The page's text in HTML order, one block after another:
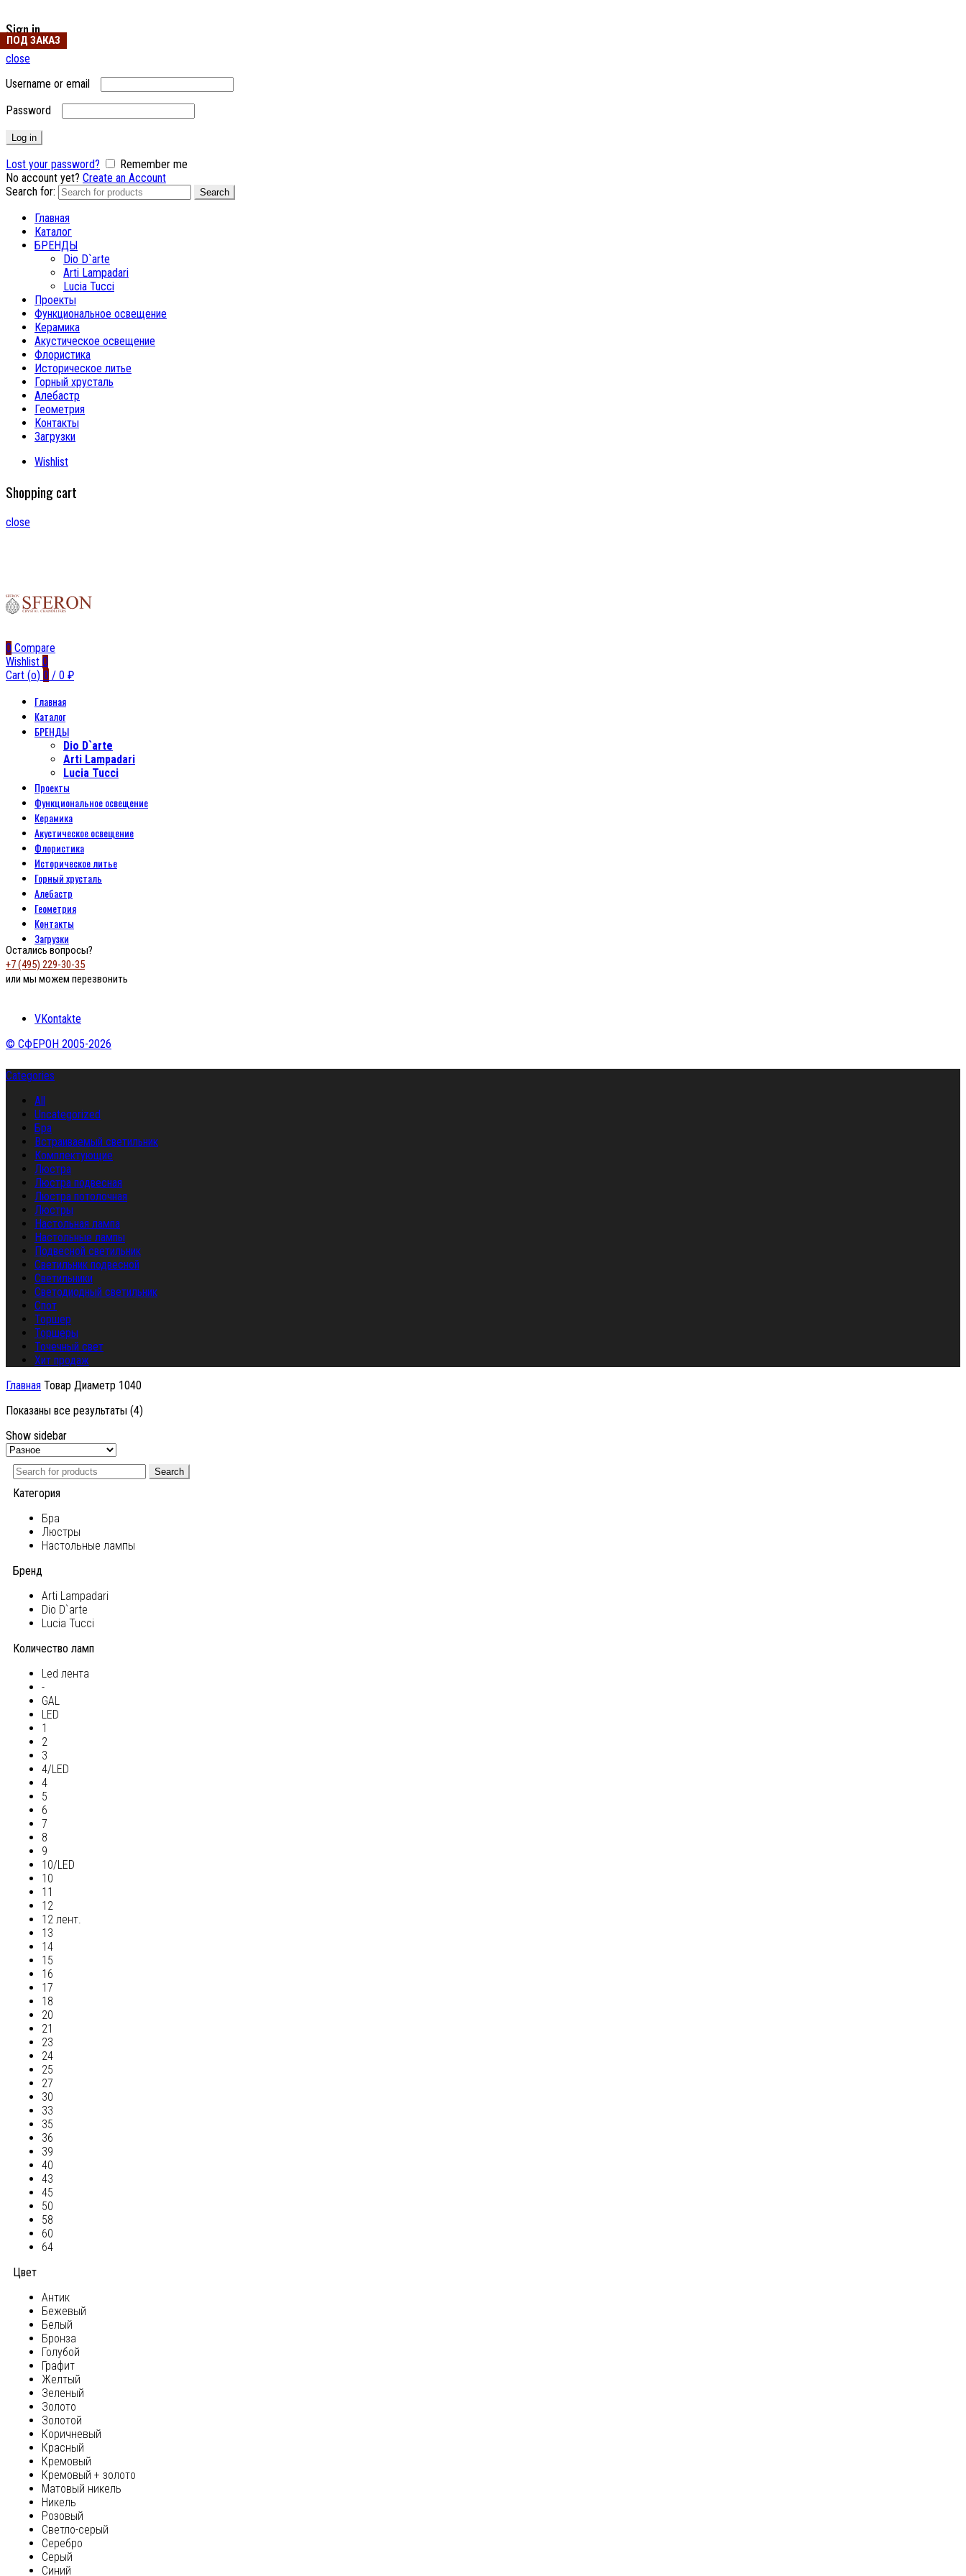
Sign in
close
Username or email
Password
Log in
Lost your password?
Remember me
No account yet? Create an Account
Search for:
Search
Главная
Каталог
БРЕНДЫ
Dio D`arte
Arti Lampadari
Lucia Tucci
Проекты
Функциональное освещение
Керамика
Акустическое освещение
Флористика
Историческое литье
Горный хрусталь
Алебастр
Геометрия
Контакты
Загрузки
Wishlist
Shopping cart
close
0 Compare
Wishlist 0
Cart (o) 0 / 0 ₽
Главная
Каталог
БРЕНДЫ
Dio D`arte
Arti Lampadari
Lucia Tucci
Проекты
Функциональное освещение
Керамика
Акустическое освещение
Флористика
Историческое литье
Горный хрусталь
Алебастр
Геометрия
Контакты
Загрузки
Остались вопросы?
+7 (495) 229-30-35
или мы можем перезвонить
VKontakte
© СФЕРОН 2005-2026
Categories
All
Uncategorized
Бра
Встраиваемый светильник
Комплектующие
Люстра
Люстра подвесная
Люстра потолочная
Люстры
Настольная лампа
Настольные лампы
Подвесной светильник
Светильник подвесной
Светильники
Светодиодный светильник
Спот
Торшер
Торшеры
Точечный свет
Хит продаж
Главная Товар Диаметр 1040
Показаны все результаты (4)
Show sidebar
Search
Категория
Бра
Люстры
Настольные лампы
Бренд
Arti Lampadari
Dio D`arte
Lucia Tucci
Количество ламп
Led лента
-
GAL
LED
1
2
3
4/LED
4
5
6
7
8
9
10/LED
10
11
12
12 лент.
13
14
15
16
17
18
20
21
23
24
25
27
30
33
35
36
39
40
43
45
50
58
60
64
Цвет
Антик
Бежевый
Белый
Бронза
Голубой
Графит
Желтый
Зеленый
Золото
Золотой
Коричневый
Красный
Кремовый
Кремовый + золото
Матовый никель
Никель
Розовый
Светло-серый
Серебро
Серый
Синий
ПОД ЗАКАЗ
ПОД ЗАКАЗ